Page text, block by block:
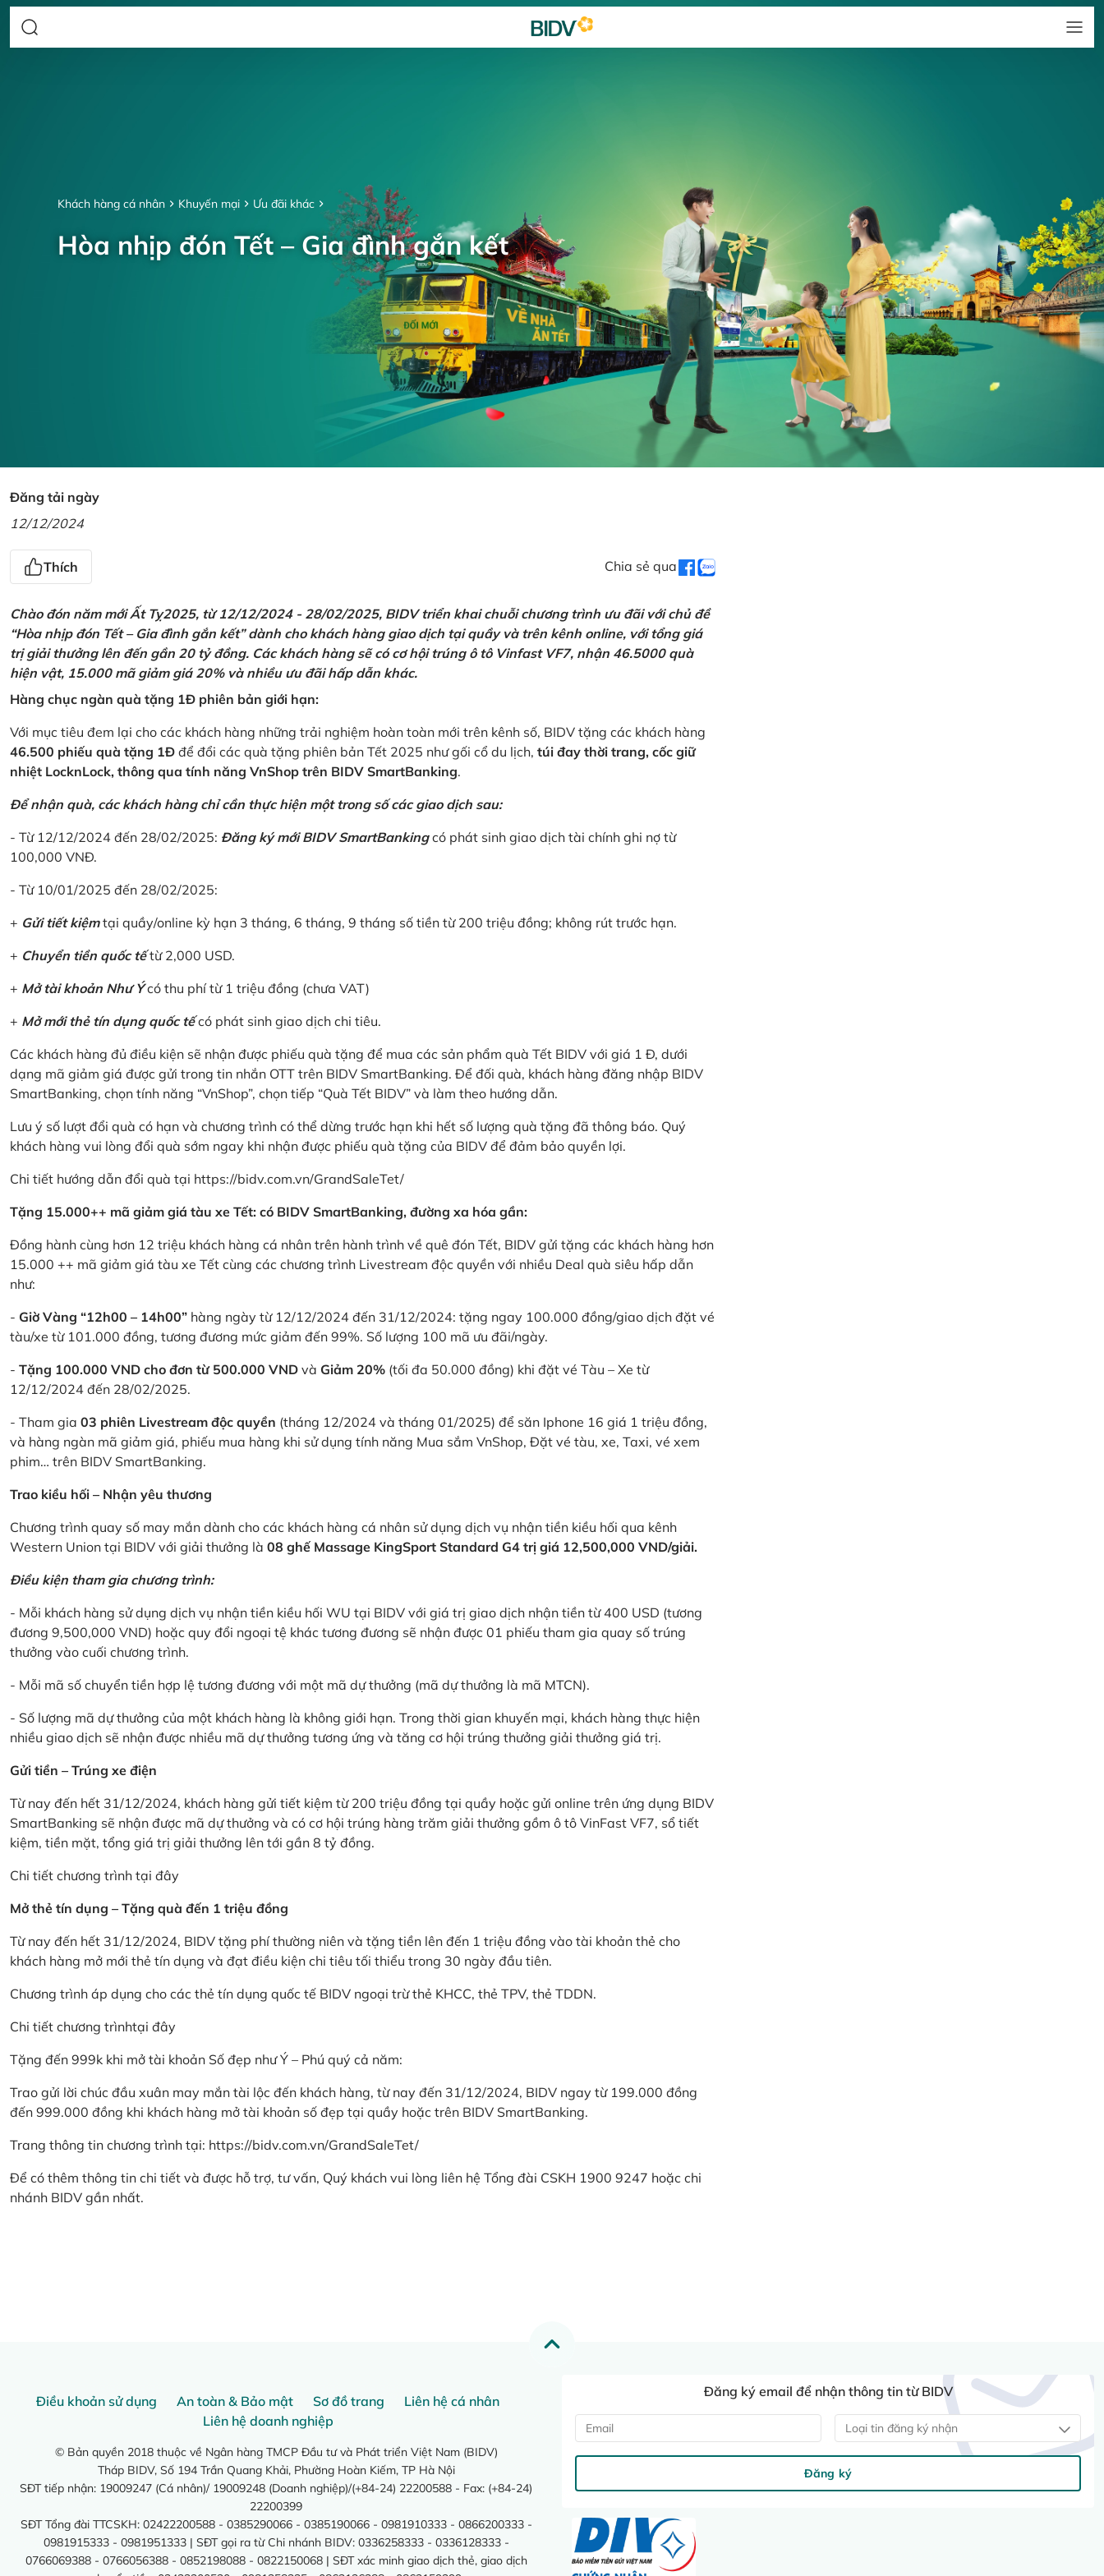
Khách hàng cá nhân Khuyến mại Ưu đãi khác
Hòa nhịp đón Tết – Gia đình gắn kết
Đăng tải ngày
12/12/2024
Thích Chia sẻ qua
Chào đón năm mới Ất Tỵ2025, từ 12/12/2024 - 28/02/2025, BIDV triển khai chuỗi chương trình ưu đãi với chủ đề
“Hòa nhịp đón Tết – Gia đình gắn kết” dành cho khách hàng giao dịch tại quầy và trên kênh online, với tổng giá
trị giải thưởng lên đến gần 20 tỷ đồng. Các khách hàng sẽ có cơ hội trúng ô tô Vinfast VF7, nhận 46.5000 quà
hiện vật, 15.000 mã giảm giá 20% và nhiều ưu đãi hấp dẫn khác.
Hàng chục ngàn quà tặng 1Đ phiên bản giới hạn:
Với mục tiêu đem lại cho các khách hàng những trải nghiệm hoàn toàn mới trên kênh số, BIDV tặng các khách hàng
46.500 phiếu quà tặng 1Đ để đổi các quà tặng phiên bản Tết 2025 như gối cổ du lịch, túi đay thời trang, cốc giữ
nhiệt LocknLock, thông qua tính năng VnShop trên BIDV SmartBanking.
Để nhận quà, các khách hàng chỉ cần thực hiện một trong số các giao dịch sau:
- Từ 12/12/2024 đến 28/02/2025: Đăng ký mới BIDV SmartBankingcó phát sinh giao dịch tài chính ghi nợ từ
100,000 VNĐ.
- Từ 10/01/2025 đến 28/02/2025:
+ Gửi tiết kiệmtại quầy/online kỳ hạn 3 tháng, 6 tháng, 9 tháng số tiền từ 200 triệu đồng; không rút trước hạn.
+ Chuyển tiền quốc tếtừ 2,000 USD.
+ Mở tài khoản Như Ýcó thu phí từ 1 triệu đồng (chưa VAT)
+ Mở mới thẻ tín dụng quốc tếcó phát sinh giao dịch chi tiêu.
Các khách hàng đủ điều kiện sẽ nhận được phiếu quà tặng để mua các sản phẩm quà Tết BIDV với giá 1 Đ, dưới
dạng mã giảm giá được gửi trong tin nhắn OTT trên BIDV SmartBanking. Để đối quà, khách hàng đăng nhập BIDV
SmartBanking, chọn tính năng “VnShop”, chọn tiếp “Quà Tết BIDV” và làm theo hướng dẫn.
Lưu ý số lượt đổi quà có hạn và chương trình có thể dừng trước hạn khi hết số lượng quà tặng đã thông báo. Quý
khách hàng vui lòng đổi quà sớm ngay khi nhận được phiếu quà tặng của BIDV để đảm bảo quyền lợi.
Chi tiết hướng dẫn đổi quà tại https://bidv.com.vn/GrandSaleTet/
Tặng 15.000++ mã giảm giá tàu xe Tết: có BIDV SmartBanking, đường xa hóa gần:
Đồng hành cùng hơn 12 triệu khách hàng cá nhân trên hành trình về quê đón Tết, BIDV gửi tặng các khách hàng hơn
15.000 ++ mã giảm giá tàu xe Tết cùng các chương trình Livestream độc quyền với nhiều Deal quà siêu hấp dẫn
như:
- Giờ Vàng “12h00 – 14h00” hàng ngày từ 12/12/2024 đến 31/12/2024: tặng ngay 100.000 đồng/giao dịch đặt vé
tàu/xe từ 101.000 đồng, tương đương mức giảm đến 99%. Số lượng 100 mã ưu đãi/ngày.
- Tặng 100.000 VND cho đơn từ 500.000 VND và Giảm 20% (tối đa 50.000 đồng) khi đặt vé Tàu – Xe từ
12/12/2024 đến 28/02/2025.
- Tham gia 03 phiên Livestream độc quyền (tháng 12/2024 và tháng 01/2025) để săn Iphone 16 giá 1 triệu đồng,
và hàng ngàn mã giảm giá, phiếu mua hàng khi sử dụng tính năng Mua sắm VnShop, Đặt vé tàu, xe, Taxi, vé xem
phim… trên BIDV SmartBanking.
Trao kiều hối – Nhận yêu thương
Chương trình quay số may mắn dành cho các khách hàng cá nhân sử dụng dịch vụ nhận tiền kiều hối qua kênh
Western Union tại BIDV với giải thưởng là 08 ghế Massage KingSport Standard G4 trị giá 12,500,000 VND/giải.
Điều kiện tham gia chương trình:
- Mỗi khách hàng sử dụng dịch vụ nhận tiền kiều hối WU tại BIDV với giá trị giao dịch nhận tiền từ 400 USD (tương
đương 9,500,000 VND) hoặc quy đổi ngoại tệ khác tương đương sẽ nhận được 01 phiếu tham gia quay số trúng
thưởng vào cuối chương trình.
- Mỗi mã số chuyển tiền hợp lệ tương đương với một mã dự thưởng (mã dự thưởng là mã MTCN).
- Số lượng mã dự thưởng của một khách hàng là không giới hạn. Trong thời gian khuyến mại, khách hàng thực hiện
nhiều giao dịch sẽ nhận được nhiều mã dự thưởng tương ứng và tăng cơ hội trúng thưởng giải thưởng giá trị.
Gửi tiền – Trúng xe điện
Từ nay đến hết 31/12/2024, khách hàng gửi tiết kiệm từ 200 triệu đồng tại quầy hoặc gửi online trên ứng dụng BIDV
SmartBanking sẽ nhận được mã dự thưởng và có cơ hội trúng hàng trăm giải thưởng gồm ô tô VinFast VF7, sổ tiết
kiệm, tiền mặt, tổng giá trị giải thưởng lên tới gần 8 tỷ đồng.
Chi tiết chương trình tại đây
Mở thẻ tín dụng – Tặng quà đến 1 triệu đồng
Từ nay đến hết 31/12/2024, BIDV tặng phí thường niên và tặng tiền lên đến 1 triệu đồng vào tài khoản thẻ cho
khách hàng mở mới thẻ tín dụng và đạt điều kiện chi tiêu tối thiểu trong 30 ngày đầu tiên.
Chương trình áp dụng cho các thẻ tín dụng quốc tế BIDV ngoại trừ thẻ KHCC, thẻ TPV, thẻ TDDN.
Chi tiết chương trìnhtại đây
Tặng đến 999k khi mở tài khoản Số đẹp như Ý – Phú quý cả năm:
Trao gửi lời chúc đầu xuân may mắn tài lộc đến khách hàng, từ nay đến 31/12/2024, BIDV ngay từ 199.000 đồng
đến 999.000 đồng khi khách hàng mở tài khoản số đẹp tại quầy hoặc trên BIDV SmartBanking.
Trang thông tin chương trình tại: https://bidv.com.vn/GrandSaleTet/
Để có thêm thông tin chi tiết và được hỗ trợ, tư vấn, Quý khách vui lòng liên hệ Tổng đài CSKH 1900 9247 hoặc chi
nhánh BIDV gần nhất.
Điều khoản sử dụng An toàn & Bảo mật Sơ đồ trang
Liên hệ cá nhân
Liên hệ doanh nghiệp
© Bản quyền 2018 thuộc về Ngân hàng TMCP Đầu tư và Phát triển Việt Nam (BIDV)
Tháp BIDV, Số 194 Trần Quang Khải, Phường Hoàn Kiếm, TP Hà Nội
SĐT tiếp nhận: 19009247 (Cá nhân)/ 19009248 (Doanh nghiệp)/(+84-24) 22200588 - Fax: (+84-24)
22200399
SĐT Tổng đài TTCSKH: 02422200588 - 0385290066 - 0385190066 - 0981910333 - 0866200333 -
0981915333 - 0981951333 | SĐT gọi ra từ Chi nhánh BIDV: 0336258333 - 0336128333 -
0766069388 - 0766056388 - 0852198088 - 0822150068 | SĐT xác minh giao dịch thẻ, giao dịch
Đăng ký email để nhận thông tin từ BIDV
Loại tin đăng ký nhận
Đăng ký